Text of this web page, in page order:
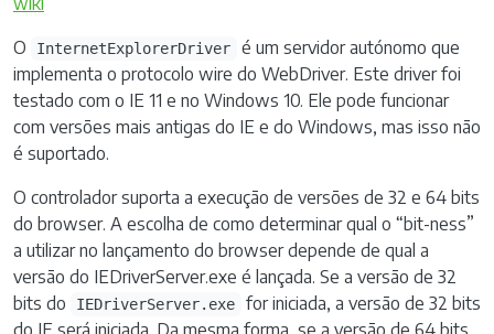
O
InternetExplorerDriver
é um servidor autónomo que
implementa o protocolo wire do WebDriver. Este driver foi
testado com o IE 11 e no Windows 10. Ele pode funcionar
com versões mais antigas do IE e do Windows, mas isso não
é suportado.
O controlador suporta a execução de versões de 32 e 64 bits
do browser. A escolha de como determinar qual o “bit-ness”
a utilizar no lançamento do browser depende de qual a
versão do IEDriverServer.exe é lançada. Se a versão de 32
bits do
IEDriverServer.exe
for iniciada, a versão de 32 bits
do IE será iniciada. Da mesma forma, se a versão de 64 bits